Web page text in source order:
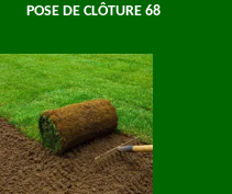
POSE DE CLÔTURE 68